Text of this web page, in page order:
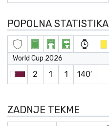
POPOLNA STATISTIKA
World Cup 2026
2 1 1 140′
ZADNJE TEKME